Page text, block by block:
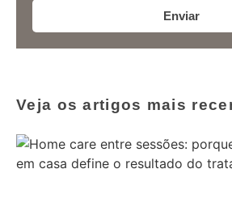
Enviar
Veja os artigos mais